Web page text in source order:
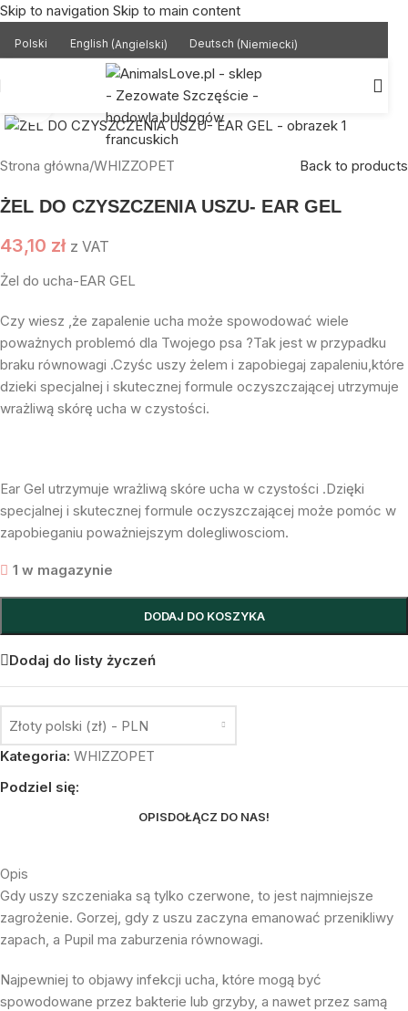
Skip to navigation Skip to main content
Polski English (Angielski) Deutsch (Niemiecki)
Powiększ zdjęcie
Strona główna/WHIZZOPET Back to products
ŻEL DO CZYSZCZENIA USZU- EAR GEL
43,10 zł z VAT
Żel do ucha-EAR GEL
Czy wiesz ,że zapalenie ucha może spowodować wiele
poważnych problemó dla Twojego psa ?Tak jest w przypadku
braku równowagi .Czyśc uszy żelem i zapobiegaj zapaleniu,które
dzieki specjalnej i skutecznej formule oczyszczającej utrzymuje
wrażliwą skórę ucha w czystości.
Ear Gel utrzymuje wrażliwą skóre ucha w czystości .Dzięki
specjalnej i skutecznej formule oczyszczającej może pomóc w
zapobieganiu poważniejszym dolegliwosciom.
1 w magazynie
DODAJ DO KOSZYKA
Dodaj do listy życzeń
Złoty polski (zł) - PLN
Kategoria: WHIZZOPET
Podziel się:
OPISDOŁĄCZ DO NAS!
Opis
Gdy uszy szczeniaka są tylko czerwone, to jest najmniejsze
zagrożenie. Gorzej, gdy z uszu zaczyna emanować przenikliwy
zapach, a Pupil ma zaburzenia równowagi.
Najpewniej to objawy infekcji ucha, które mogą być
spowodowane przez bakterie lub grzyby, a nawet przez samą